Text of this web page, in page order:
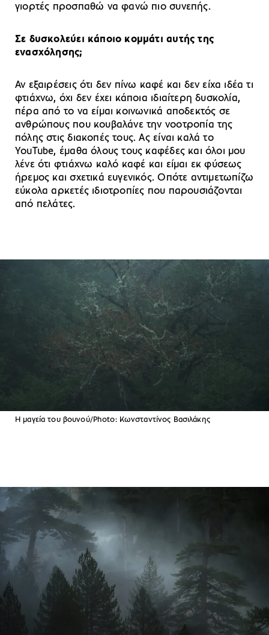
γιορτές προσπαθώ να φανώ πιο συνεπής.
Σε δυσκολεύει κάποιο κομμάτι αυτής της
ενασχόλησης;
Αν εξαιρέσεις ότι δεν πίνω καφέ και δεν είχα ιδέα τι
φτιάχνω, όχι δεν έχει κάποια ιδιαίτερη δυσκολία,
πέρα από το να είμαι κοινωνικά αποδεκτός σε
ανθρώπους που κουβαλάνε την νοοτροπία της
πόλης στις διακοπές τους. Ας είναι καλά το
YouTube, έμαθα όλους τους καφέδες και όλοι μου
λένε ότι φτιάχνω καλό καφέ και είμαι εκ φύσεως
ήρεμος και σχετικά ευγενικός. Οπότε αντιμετωπίζω
εύκολα αρκετές ιδιοτροπίες που παρουσιάζονται
από πελάτες.
Η μαγεία του βουνού/Photo: Κωνσταντίνος Βασιλάκης